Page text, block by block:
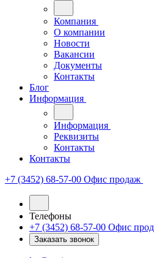
Компания
О компании
Новости
Вакансии
Документы
Контакты
Блог
Информация
Информация
Реквизиты
Контакты
Контакты
+7 (3452) 68-57-00 Офис продаж
Телефоны
+7 (3452) 68-57-00 Офис
Заказать звонок